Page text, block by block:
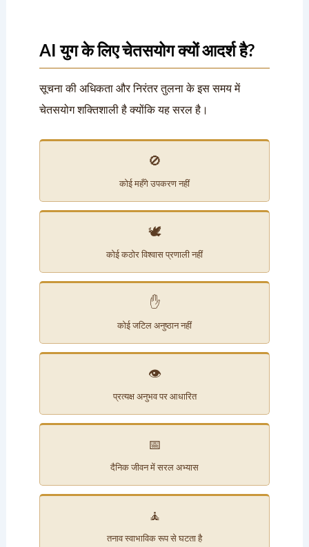
AI युग के लिए चेतसयोग क्यों आदर्श है?
सूचना की अधिकता और निरंतर तुलना के इस समय में
चेतसयोग शक्तिशाली है क्योंकि यह सरल है।
🚫
कोई महँगे उपकरण नहीं
🕊️
कोई कठोर विश्वास प्रणाली नहीं
✋
कोई जटिल अनुष्ठान नहीं
👁️
प्रत्यक्ष अनुभव पर आधारित
📅
दैनिक जीवन में सरल अभ्यास
🧘
तनाव स्वाभाविक रूप से घटता है